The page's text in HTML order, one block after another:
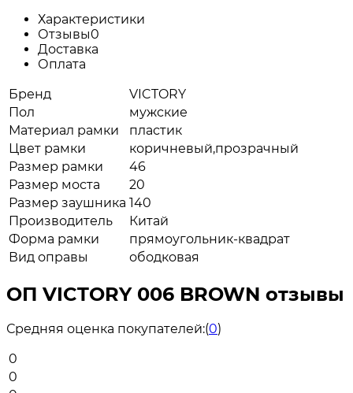
Характеристики
Отзывы0
Доставка
Оплата
Бренд
VICTORY
Пол
мужские
Материал рамки
пластик
Цвет рамки
коричневый,прозрачный
Размер рамки
46
Размер моста
20
Размер заушника 140
Производитель
Китай
Форма рамки
прямоугольник-квадрат
Вид оправы
ободковая
ОП VICTORY 006 BROWN отзывы
Средняя оценка покупателей:(0)
0
0